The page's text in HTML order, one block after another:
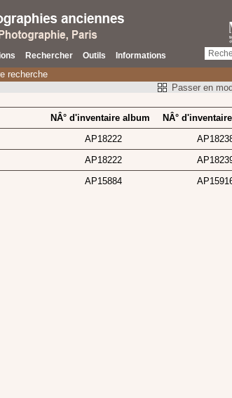
Rechercher Outils Informations
recherche
Passer en
NÂ° d'inventaire album
NÂ°
AP18222
AP18222
AP15884